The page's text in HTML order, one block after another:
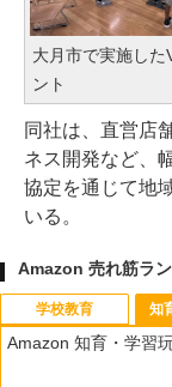
大月市で実施した
ント
同社は、直営店
ネス開発など、
協定を通じて地
いる。
Amazon 売れ筋ラ
学校教育 知
Amazon 知育・学習